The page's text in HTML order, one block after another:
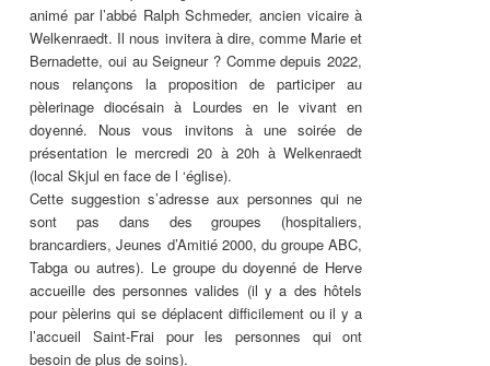
animé par l’abbé Ralph Schmeder, ancien vicaire à
Welkenraedt. Il nous invitera à dire, comme Marie et
Bernadette, oui au Seigneur ? Comme depuis 2022,
nous relançons la proposition de participer au
pèlerinage diocésain à Lourdes en le vivant en
doyenné. Nous vous invitons à une soirée de
présentation le mercredi 20 à 20h à Welkenraedt
(local Skjul en face de l ‘église).
Cette suggestion s’adresse aux personnes qui ne
sont pas dans des groupes (hospitaliers,
brancardiers, Jeunes d’Amitié 2000, du groupe ABC,
Tabga ou autres). Le groupe du doyenné de Herve
accueille des personnes valides (il y a des hôtels
pour pèlerins qui se déplacent difficilement ou il y a
l’accueil Saint-Frai pour les personnes qui ont
besoin de plus de soins).